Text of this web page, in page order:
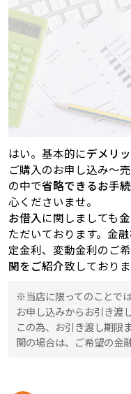
はい。基本的にデメリ
ご購入のお申し込み～
の中で省略できるお手
心くださいませ。
お借入に関しましても
ただいております。金
定金利、変動金利のご
関をご紹介致しておりま
※当店に限ってのことで
お申し込みからお引き渡
この為、お引き渡し期限
関の場合は、ご希望の金